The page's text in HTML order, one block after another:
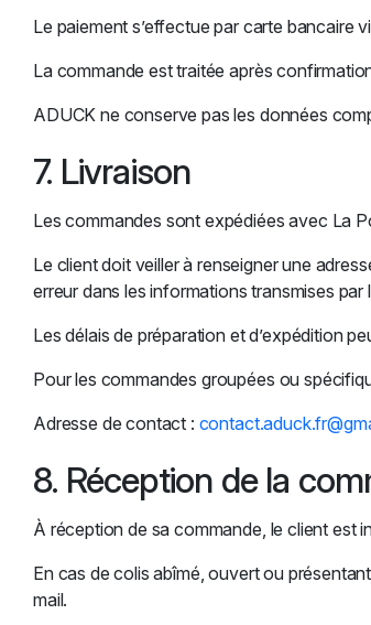
Le paiement s’effectue par carte bancaire
La commande est traitée après
ADUCK ne conserve pas les données
7. Livraison
Les commandes sont expédiées avec La
Le client doit veiller à renseigner une
erreur dans les informations transmises par
Les délais de préparation et d’expédition
Pour les commandes groupées ou
Adresse de contact :
8. Réception de la
À réception de sa commande, le client est
En cas de colis abîmé, ouvert ou
mail.